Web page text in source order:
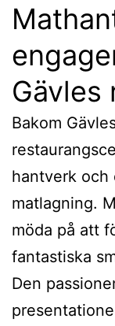
Gävles
Bakom
hantverk och
matlagning.
möda på att
fantastiska
Den